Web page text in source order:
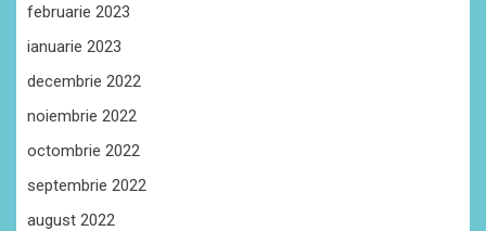
februarie 2023
ianuarie 2023
decembrie 2022
noiembrie 2022
octombrie 2022
septembrie 2022
august 2022